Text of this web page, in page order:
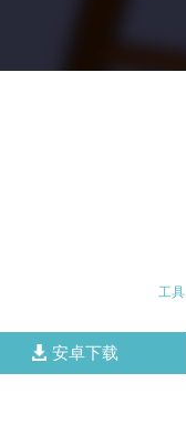
工具
安卓下载